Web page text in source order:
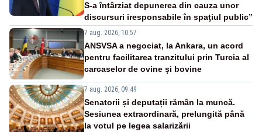
S-a întârziat depunerea din cauza unor
discursuri iresponsabile în spaţiul public”
7 aug. 2026, 10:57
ANSVSA a negociat, la Ankara, un acord
pentru facilitarea tranzitului prin Turcia al
carcaselor de ovine și bovine
7 aug. 2026, 09:49
Senatorii și deputații rămân la muncă.
Sesiunea extraordinară, prelungită până
la votul pe legea salarizării